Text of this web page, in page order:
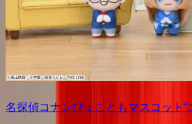
名探偵コナンぴょこともマスコット“